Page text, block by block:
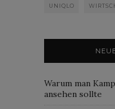
UNIQLO
Warum man
ansehen sollte